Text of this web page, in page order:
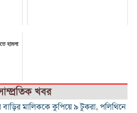
হামলা
খবর
বাড়ির মালিককে কুপিয়ে ৯ টুকরা, পলিথিনে